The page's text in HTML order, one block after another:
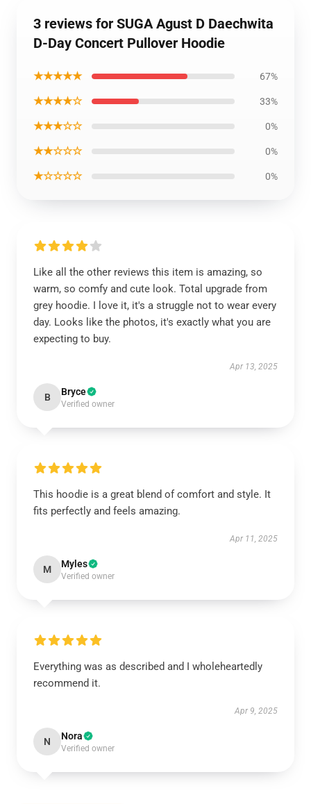
3 reviews for SUGA Agust D Daechwita
D-Day Concert Pullover Hoodie
★★★★★ 67%
★★★★☆ 33%
★★★☆☆ 0%
★★☆☆☆ 0%
★☆☆☆☆ 0%
Like all the other reviews this item is amazing, so
warm, so comfy and cute look. Total upgrade from
grey hoodie. I love it, it's a struggle not to wear every
day. Looks like the photos, it's exactly what you are
expecting to buy.
Apr 13, 2025
B Bryce
Verified owner
This hoodie is a great blend of comfort and style. It
fits perfectly and feels amazing.
Apr 11, 2025
M Myles
Verified owner
Everything was as described and I wholeheartedly
recommend it.
Apr 9, 2025
N Nora
Verified owner